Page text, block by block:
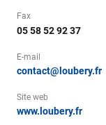
Fax
05 58 52 92 37
E-mail
contact@loubery.fr
Site web
www.loubery.fr